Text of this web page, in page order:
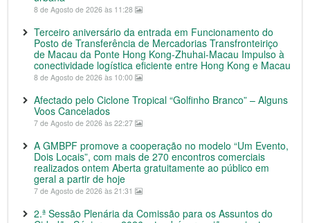
8 de Agosto de 2026 às 11:28
Terceiro aniversário da entrada em Funcionamento do
Posto de Transferência de Mercadorias Transfronteiriço
de Macau da Ponte Hong Kong-Zhuhai-Macau Impulso à
conectividade logística eficiente entre Hong Kong e Macau
8 de Agosto de 2026 às 10:00
Afectado pelo Ciclone Tropical “Golfinho Branco” – Alguns
Voos Cancelados
7 de Agosto de 2026 às 22:27
A GMBPF promove a cooperação no modelo “Um Evento,
Dois Locais”, com mais de 270 encontros comerciais
realizados ontem Aberta gratuitamente ao público em
geral a partir de hoje
7 de Agosto de 2026 às 21:31
2.ª Sessão Plenária da Comissão para os Assuntos do